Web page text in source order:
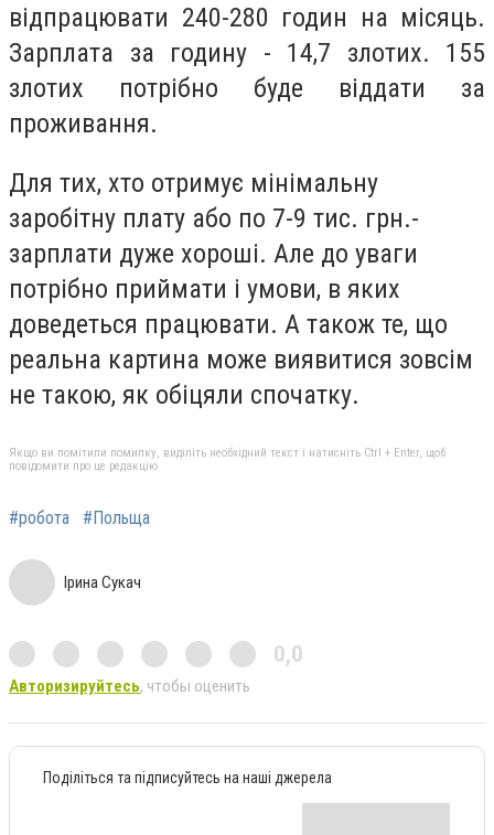
відпрацювати 240-280 годин на місяць.
Зарплата за годину - 14,7 злотих. 155
злотих потрібно буде віддати за
проживання.
Для тих, хто отримує мінімальну
заробітну плату або по 7-9 тис. грн.-
зарплати дуже хороші. Але до уваги
потрібно приймати і умови, в яких
доведеться працювати. А також те, що
реальна картина може виявитися зовсім
не такою, як обіцяли спочатку.
Якщо ви помітили помилку, виділіть необхідний текст і натисніть Ctrl + Enter, щоб
повідомити про це редакцію
#робота #Польща
Ірина Сукач
0,0
Авторизируйтесь, чтобы оценить
Поділіться та підписуйтесь на наші джерела